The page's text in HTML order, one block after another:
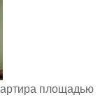
площадью